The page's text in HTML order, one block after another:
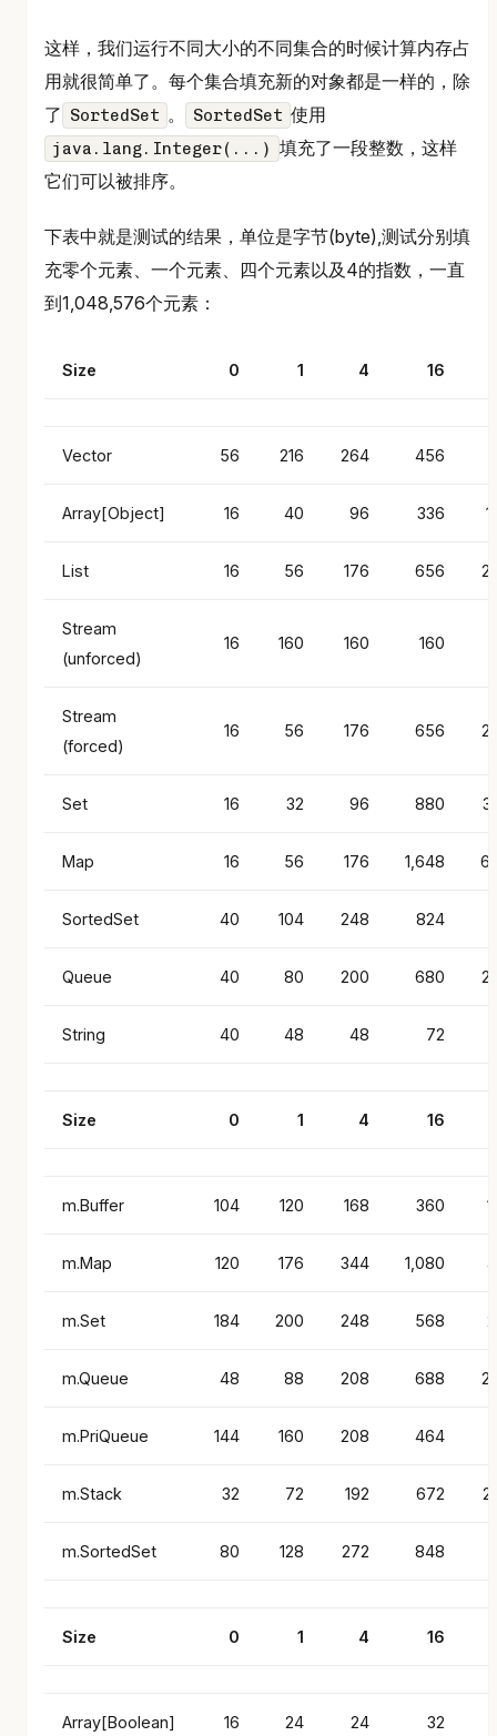
这样，我们运行不同大小的不同集合的时候计算内存占
用就很简单了。每个集合填充新的对象都是一样的，除
了 SortedSet 。 SortedSet 使用
java.lang.Integer(...) 填充了一段整数，这样
它们可以被排序。
下表中就是测试的结果，单位是字节(byte),测试分别填
充零个元素、一个元素、四个元素以及4的指数，一直
到1,048,576个元素：
Size 0 1 4 16
Vector 56 216 264 456
Array[Object] 16 40 96 336
List 16 56 176 656
Stream
(unforced)
16 160 160 160
Stream
(forced)
16 56 176 656
Set 16 32 96 880
Map 16 56 176 1,648
SortedSet 40 104 248 824
Queue 40 80 200 680
String 40 48 48 72
Size 0 1 4 16
m.Buffer 104 120 168 360
m.Map 120 176 344 1,080
m.Set 184 200 248 568
m.Queue 48 88 208 688
m.PriQueue 144 160 208 464
m.Stack 32 72 192 672
m.SortedSet 80 128 272 848
Size 0 1 4 16
Array[Boolean] 16 24 24 32